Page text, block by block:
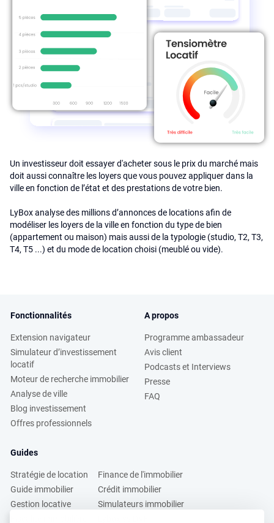
Un investisseur doit essayer d'acheter sous le prix du marché mais
doit aussi connaître les loyers que vous pouvez appliquer dans la
ville en fonction de l’état et des prestations de votre bien.
LyBox analyse des millions d’annonces de locations afin de
modéliser les loyers de la ville en fonction du type de bien
(appartement ou maison) mais aussi de la typologie (studio, T2, T3,
T4, T5 ...) et du mode de location choisi (meublé ou vide).
Fonctionnalités
Extension navigateur
Simulateur d’investissement
locatif
Moteur de recherche immobilier
Analyse de ville
Blog investissement
Offres professionnels
A propos
Programme ambassadeur
Avis client
Podcasts et Interviews
Presse
FAQ
Guides
Stratégie de location
Guide immobilier
Gestion locative
Finance de l'immobilier
Crédit immobilier
Simulateurs immobilier